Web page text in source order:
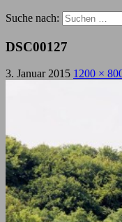
Suche nach:
DSC00127
3. Januar 2015 1200 ×